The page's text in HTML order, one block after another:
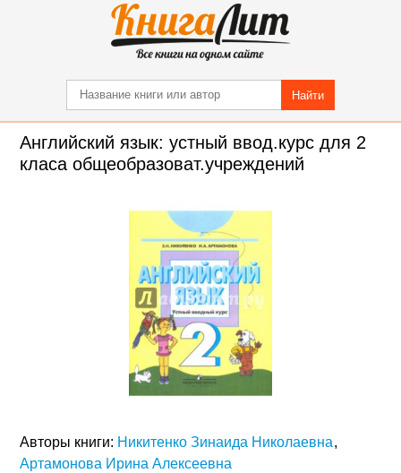
Найти
Английский язык: устный ввод.курс для 2
класа общеобразоват.учреждений
Авторы книги: Никитенко Зинаида Николаевна
Артамонова Ирина Алексеевна